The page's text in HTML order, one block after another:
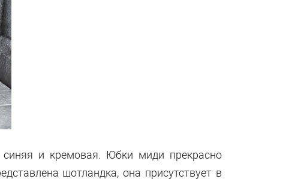
синяя и кремовая. Юбки миди прекрасно
шотландка, она присутствует в